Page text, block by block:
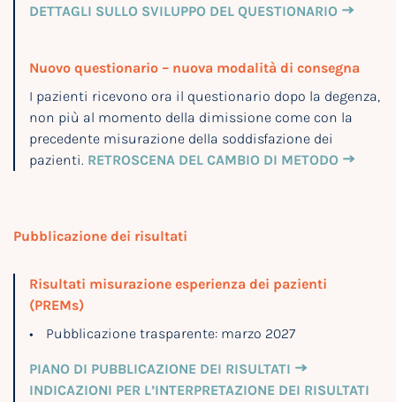
DETTAGLI SULLO SVILUPPO DEL QUESTIONARIO
Nuovo questionario – nuova modalità di consegna
I pazienti ricevono ora il questionario dopo la degenza,
non più al momento della dimissione come con la
precedente misurazione della soddisfazione dei
pazienti. RETROSCENA DEL CAMBIO DI METODO
Pubblicazione dei risultati
Risultati misurazione esperienza dei pazienti
(PREMs)
Pubblicazione trasparente: marzo 2027
PIANO DI PUBBLICAZIONE DEI RISULTATI
INDICAZIONI PER L’INTERPRETAZIONE DEI RISULTATI